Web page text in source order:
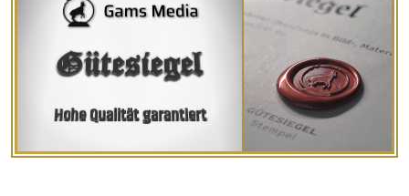
Gütesiegel
Hohe Qualität garantiert